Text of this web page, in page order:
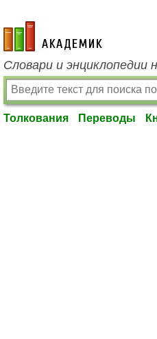
academic.ru
Словари и энциклопедии
Толкования Переводы